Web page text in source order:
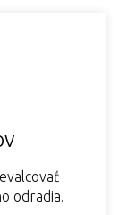
odradia.